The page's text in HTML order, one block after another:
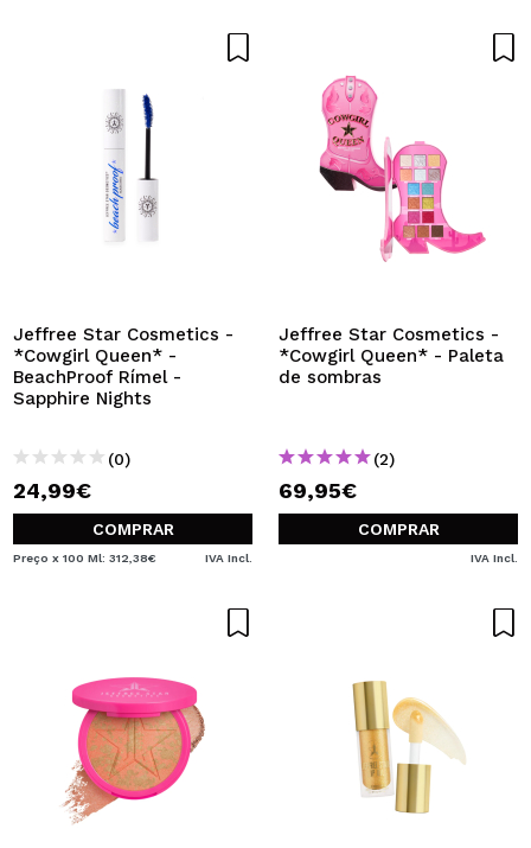
Jeffree Star Cosmetics -
*Cowgirl Queen* -
BeachProof Rímel -
Sapphire Nights
(0)
24,99€
COMPRAR
Preço x 100 Ml: 312,38€ IVA Incl.
Jeffree Star Cosmetics -
*Cowgirl Queen* - Paleta
de sombras
(2)
69,95€
COMPRAR
IVA Incl.